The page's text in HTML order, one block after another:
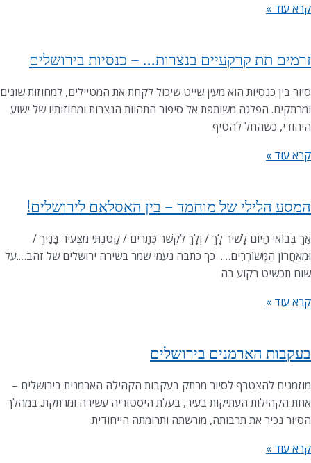
קרא עוד »
זרמים תת קרקעיים בנצרות… – כנסיות בירושלים
סיור בין כנסיות הוא מעין שייט שיכול לקחת את המטיילים, למחוזות שונים
ומרתקים. הפלגה משותפת אל סיפור התהוות הנצרות ומחוזותיו של ישוע
היהודי, כשהחל להטיף
קרא עוד »
המסע הלילי של מוחמד – בין האסלאם לירושלים!
אַךְ בְּבוֹאִי הַיּוֹם לָשִׁיר לָךְ / וְלָךְ לִקְשֹׁר כְּתָרִים / קָטֹנְתִּי מִצְּעִיר בָּנַיִךְ /
וּמֵאַחֲרוֹן הַמְּשׁוֹרְרִים…. כך כתבה נעמי שמר בשירה ירושלים של זהב….על
שום תכשיט רקוע בה
קרא עוד »
בעקבות הארמנים בירושלים
מוזמנים להצטרף לסיור מרתק בעקבות הקהילה הארמנית בירושלים –
אחת הקהילות העתיקות בעיר, בעלת היסטוריה עשירה ומרתקת. במהלך
הסיור נכיר את תרבותה, מורשתה ותרומתה הייחודית
קרא עוד »